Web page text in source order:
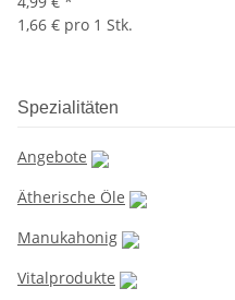
1,66 € pro 1 Stk.
Spezialitäten
Angebote
Ätherische Öle
Manukahonig
Vitalprodukte